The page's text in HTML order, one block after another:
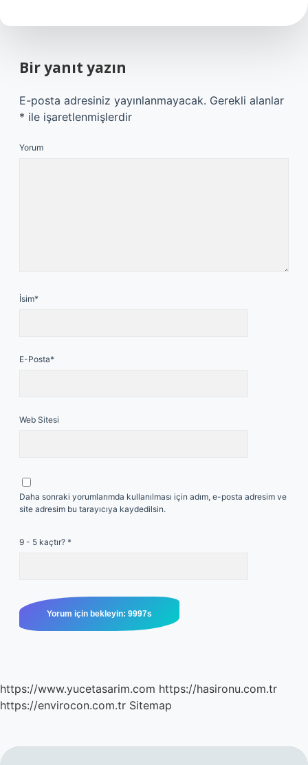
Bir yanıt yazın
E-posta adresiniz yayınlanmayacak. Gerekli alanlar
* ile işaretlenmişlerdir
Yorum
İsim*
E-Posta*
Web Sitesi
Daha sonraki yorumlarımda kullanılması için adım, e-posta adresim ve
site adresim bu tarayıcıya kaydedilsin.
9 - 5 kaçtır? *
https://www.yucetasarim.com https://hasironu.com.tr
https://envirocon.com.tr Sitemap